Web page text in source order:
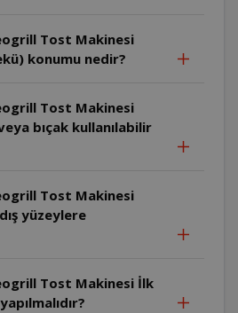
Tost Makinesi
konumu nedir?
Tost Makinesi
bıçak kullanılabilir
Tost Makinesi
yüzeylere
Tost Makinesi İlk